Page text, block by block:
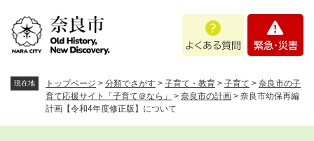
。
あ
問
・
現在地 トップページ > 分類でさがす > 子育て・教育 > 子育て > 奈良市の子
育て応援サイト「子育て＠なら」
> 奈良市の計画 > 奈良市幼保再編
計画【令和4年度修正版】について